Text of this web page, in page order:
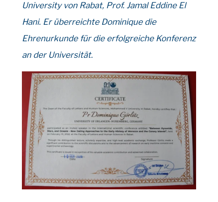
University von Rabat, Prof. Jamal Eddine El
Hani. Er überreichte Dominique die
Ehrenurkunde für die erfolgreiche Konferenz
an der Universität.